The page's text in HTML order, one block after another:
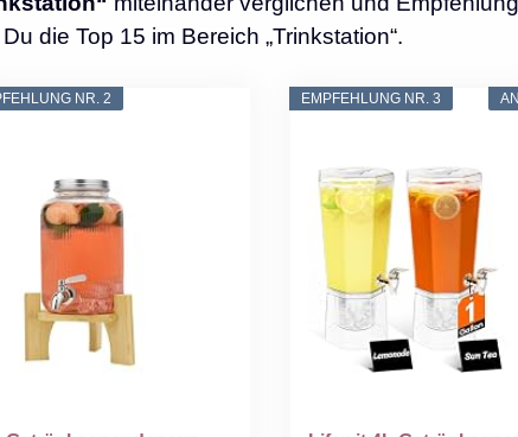
die Top 15 im Bereich „Trinkstation“.
NR. 2 EMPFEHLUNG NR. 3